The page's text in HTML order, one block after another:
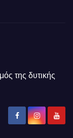
της δυτικής